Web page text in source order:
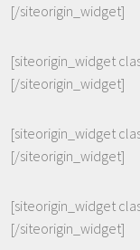
[/siteorigin_widget]
[siteorigin_widget
[/siteorigin_widget]
[siteorigin_widget
[/siteorigin_widget]
[siteorigin_widget
[/siteorigin_widget]